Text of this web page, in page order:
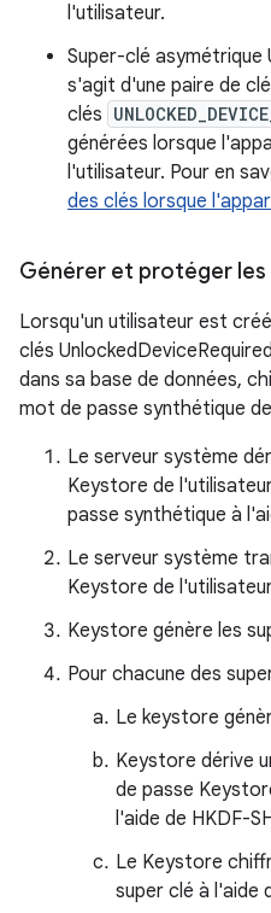
l'utilisateur.
Super-clé asymétrique
s'agit d'une paire de
clés
générées lorsque
l'utilisateur. Pour en
des clés lorsque
Générer et protéger les
Lorsqu'un utilisateur est
clés
dans sa base de données,
mot de passe synthétique
Le serveur système
Keystore de
passe synthétique à
Le serveur système
Keystore de
Keystore génère les
Pour chacune des
Le keystore
Keystore dérive
de passe
l'aide de HKDF-
Le Keystore
super clé à l'aide